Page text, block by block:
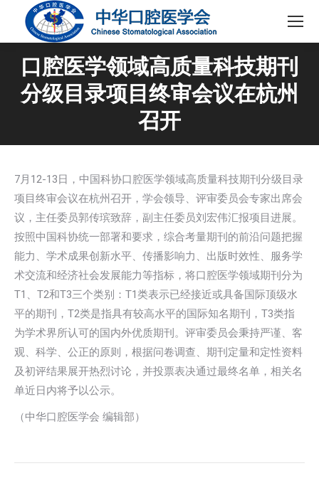
口腔医学领域高质量科技期刊
分级目录项目终审会议在杭州
召开
7月12-13日，中国科协口腔医学领域高质量科技期刊分级目录
项目终审会议在杭州召开，学会领导、评审委员会专家出席会
议，主任委员郭传瑸致辞，副主任委员刘宏伟汇报项目进展。
按照中国科协统一部署和要求，综合考量期刊的前沿问题把握
能力、学术成果创新水平、传播影响力、出版时效性、服务学
术交流和经济社会发展能力等指标，将口腔医学领域期刊分为
T1、T2和T3三个类别：T1类表示已经接近或具备国际顶级水
平的期刊，T2类是指具有较高水平的国际知名期刊，T3类指
为学术界所认可的国内外优质期刊。评审委员会秉持严谨、客
观、科学、公正的原则，根据问卷调查、期刊定量和定性资料
及初评结果展开热烈讨论，并投票表决通过最终名单，相关名
单近日内将予以公示。
（中华口腔医学会 编辑部）